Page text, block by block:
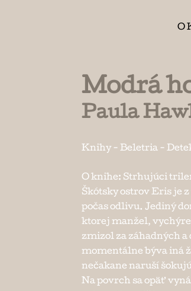
O
Modrá
Paula
Knihy - Beletria -
O knihe: Strhujúci
Škótsky ostrov Eris je
počas odlivu. Jediný
ktorej manžel,
zmizol za záhadných
momentálne býva iná
nečakane naruší
Na povrch sa opäť